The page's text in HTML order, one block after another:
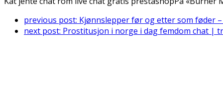
previous post: Kjønnslepper før og etter som føder
next post: Prostitusjon i norge i dag femdom chat |